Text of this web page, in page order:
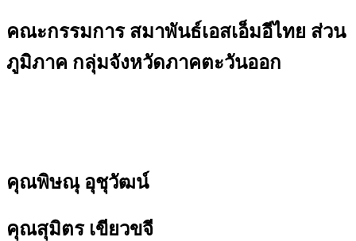
คณะกรรมการ สมาพันธ์เอสเอ็มอีไทย ส่วน
ภูมิภาค กลุ่มจังหวัดภาคตะวันออก
คุณพิษณุ อุชุวัฒน์
คุณสุมิตร เขียวขจี